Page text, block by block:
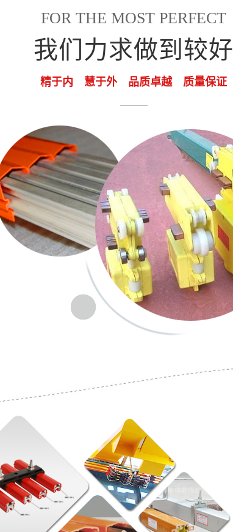
FOR THE MOST PERFECT
我们力求做到较好
精于内 慧于外 品质卓越 质量保证